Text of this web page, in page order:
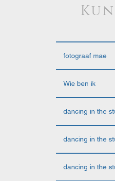
fotograaf mae
Wie ben ik
dancing in the
dancing in the
dancing in the